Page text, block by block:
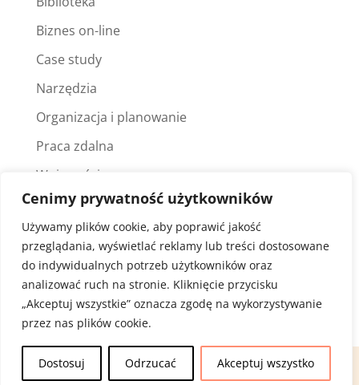
Cenimy prywatność użytkowników
Używamy plików cookie, aby poprawić jakość
przeglądania, wyświetlać reklamy lub treści dostosowane
do indywidualnych potrzeb użytkowników oraz
analizować ruch na stronie. Kliknięcie przycisku
„Akceptuj wszystkie” oznacza zgodę na wykorzystywanie
przez nas plików cookie.
Dostosuj Odrzucać Akceptuj wszystko
Biznes on-line
Case study
Narzędzia
Organizacja i planowanie
Praca zdalna
Wpis gościnny
Wszystkiego po trochu
Zarządzanie projektami
© Copyright by Polityka prywatności